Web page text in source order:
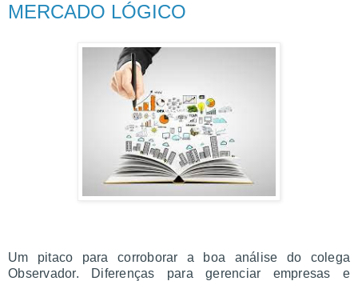
MERCADO LÓGICO
Um pitaco para corroborar a boa análise do colega
Observador. Diferenças para gerenciar empresas e